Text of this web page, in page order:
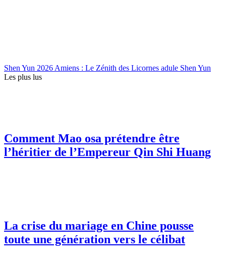
Shen Yun 2026 Amiens : Le Zénith des Licornes adule Shen Yun
Les plus lus
Comment Mao osa prétendre être
l’héritier de l’Empereur Qin Shi Huang
La crise du mariage en Chine pousse
toute une génération vers le célibat